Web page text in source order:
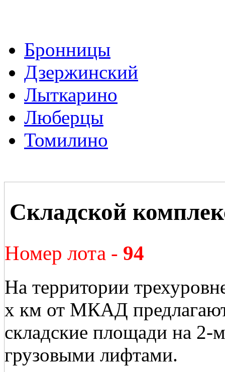
Бронницы
Дзержинский
Лыткарино
Люберцы
Томилино
Складской
Номер лота - 94
На территории
х км от МКАД
складские площади на
грузовыми лифтами.